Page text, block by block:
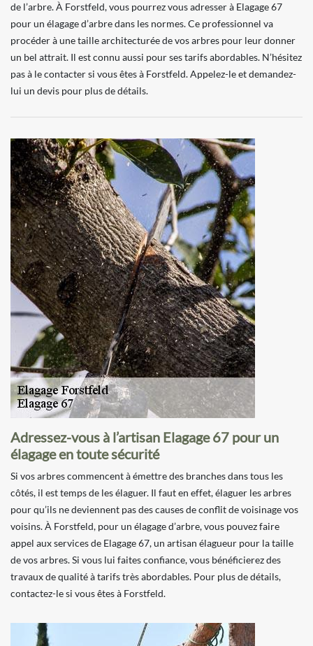
de l’arbre. À Forstfeld, vous pourrez vous adresser à Elagage 67
pour un élagage d’arbre dans les normes. Ce professionnel va
procéder à une taille architecturée de vos arbres pour leur donner
un bel attrait. Il est connu aussi pour ses tarifs abordables. N’hésitez
pas à le contacter si vous êtes à Forstfeld. Appelez-le et demandez-
lui un devis pour plus de détails.
Adressez-vous à l’artisan Elagage 67 pour un
élagage en toute sécurité
Si vos arbres commencent à émettre des branches dans tous les
côtés, il est temps de les élaguer. Il faut en effet, élaguer les arbres
pour qu’ils ne deviennent pas des causes de conflit de voisinage vos
voisins. À Forstfeld, pour un élagage d’arbre, vous pouvez faire
appel aux services de Elagage 67, un artisan élagueur pour la taille
de vos arbres. Si vous lui faites confiance, vous bénéficierez des
travaux de qualité à tarifs très abordables. Pour plus de détails,
contactez-le si vous êtes à Forstfeld.